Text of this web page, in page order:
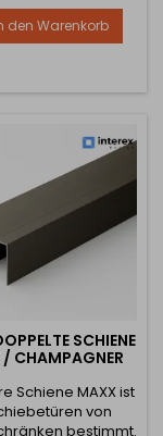
präzisen Führung
und trägt
deren Gewicht
sie auf einem
wird, der ein
oder eine
Verformung...
den Warenkorb
SCHIENE
CHAMPAGNER
Schiene MAXX ist
von
bestimmt.